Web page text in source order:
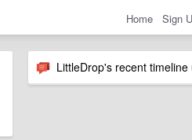
Home Sign
LittleDrop's recent timeline